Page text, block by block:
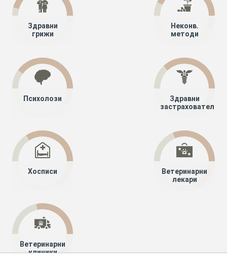
Здравни
грижи
Неконв.
методи
Психолози
Здравни
застрахователи
Хосписи
Ветеринарни
лекари
Ветеринарни
клиники